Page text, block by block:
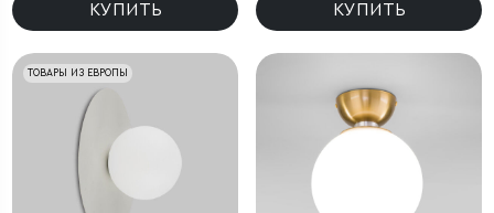
КУПИТЬ КУПИТЬ
ТОВАРЫ ИЗ ЕВРОПЫ